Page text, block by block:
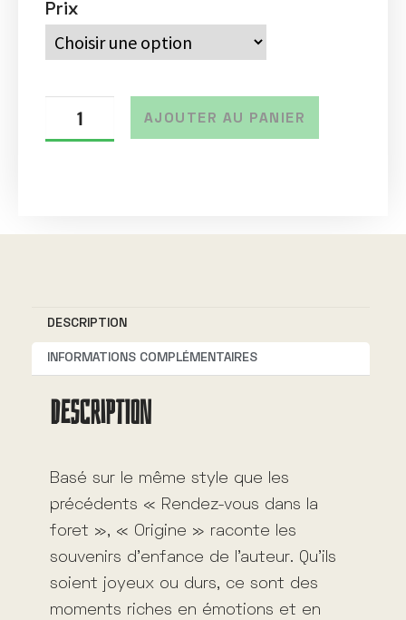
Prix
AJOUTER AU PANIER
a
t
DESCRIPTION
INFORMATIONS COMPLÉMENTAIRES
DESCRIPTION
Basé sur le même style que les
précédents « Rendez-vous dans la
foret », « Origine » raconte les
souvenirs d’enfance de l’auteur. Qu’ils
soient joyeux ou durs, ce sont des
moments riches en émotions et en